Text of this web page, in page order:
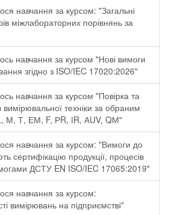
навчання за курсом: "Загальні
міжлабораторних порівнянь за
навчання за курсом "Нові вимоги
згідно з ISO/IEC 17020:2026"
навчання за курсом "Повірка та
вимірювальної техніки за обраним
М, Т, ЕМ, F, РR, ІR, АUV, QМ"
навчання за курсом: "Вимоги до
сертифікацію продукції, процесів
ДСТУ EN ISO/IEC 17065:2019"
навчання за курсом:
вимірювань на підприємстві"